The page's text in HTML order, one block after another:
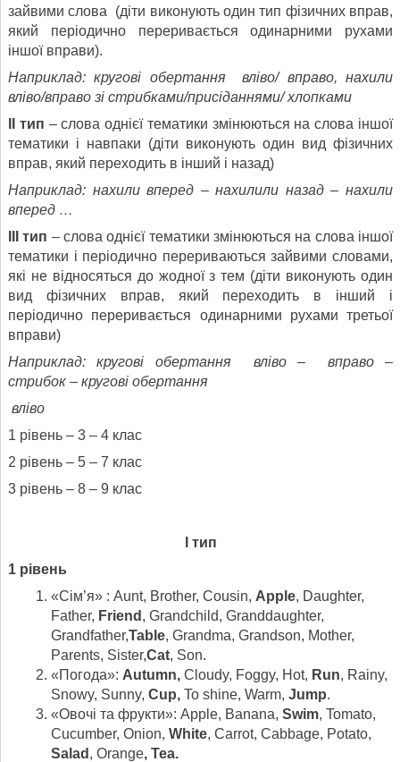
зайвими слова (діти виконують один тип фізичних вправ,
який періодично переривається одинарними рухами
іншої вправи).
Наприклад: кругові обертання вліво/ вправо, нахили
вліво/вправо зі стрибками/присіданнями/ хлопками
ІІ тип – слова однієї тематики змінюються на слова іншої
тематики і навпаки (діти виконують один вид фізичних
вправ, який переходить в інший і назад)
Наприклад: нахили вперед – нахилили назад – нахили
вперед …
ІІІ тип – слова однієї тематики змінюються на слова іншої
тематики і періодично перериваються зайвими словами,
які не відносяться до жодної з тем (діти виконують один
вид фізичних вправ, який переходить в інший і
періодично переривається одинарними рухами третьої
вправи)
Наприклад: кругові обертання вліво – вправо –
стрибок – кругові обертання
вліво
1 рівень – 3 – 4 клас
2 рівень – 5 – 7 клас
3 рівень – 8 – 9 клас
І тип
1 рівень
«Сім’я» : Aunt, Brother, Cousin, Apple, Daughter,
Father, Friend , Grandchild, Granddaughter,
Grandfather,Table, Grandma, Grandson, Mother,
Parents, Sister,Cat, Son.
«Погода»: Autumn, Cloudy, Foggy, Hot, Run, Rainy,
Snowy, Sunny, Cup, To shine, Warm, Jump.
«Овочі та фрукти»: Apple, Banana, Swim, Tomato,
Cucumber, Onion, White, Carrot, Cabbage, Potato,
Salad , Orange, Tea.